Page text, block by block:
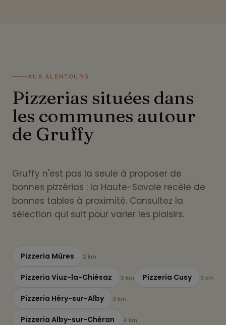
AUX ALENTOURS
Pizzerias situées dans
les communes autour
de Gruffy
Gruffy n'est pas la seule à proposer de
bonnes pizzérias : la Haute-Savoie recèle de
bonnes tables à proximité. Consultez la
sélection qui suit pour varier les plaisirs.
Pizzeria Mûres 2 km
Pizzeria Viuz-la-Chiésaz 3 km Pizzeria Cusy 3 km
Pizzeria Héry-sur-Alby 3 km
Pizzeria Alby-sur-Chéran 4 km